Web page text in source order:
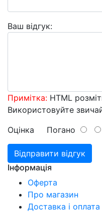
Ваш відгук:
Примітка: HTML
Використовуйте
Оцінка Погано
Відправити відгук
Інформація
Оферта
Про магазин
Доставка і оплата